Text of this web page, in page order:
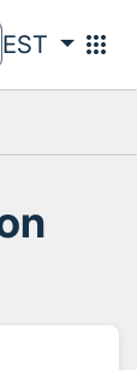
EST apps